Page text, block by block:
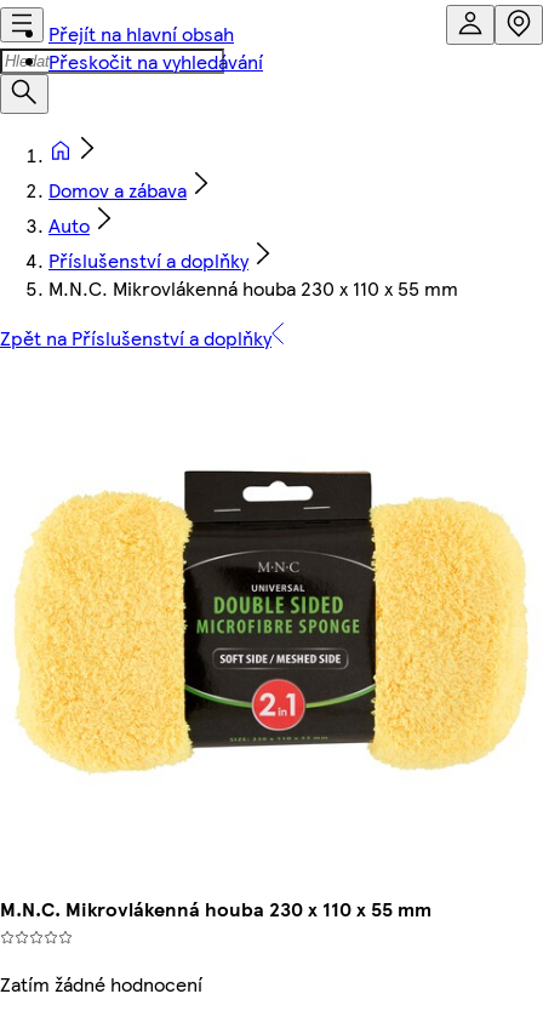
Přejít na hlavní obsah
Přeskočit na vyhledávání
Domov a zábava
Auto
Příslušenství a doplňky
M.N.C. Mikrovlákenná houba 230 x 110 x 55 mm
Zpět na Příslušenství a doplňky
M.N.C. Mikrovlákenná houba 230 x 110 x 55 mm
Zatím žádné hodnocení